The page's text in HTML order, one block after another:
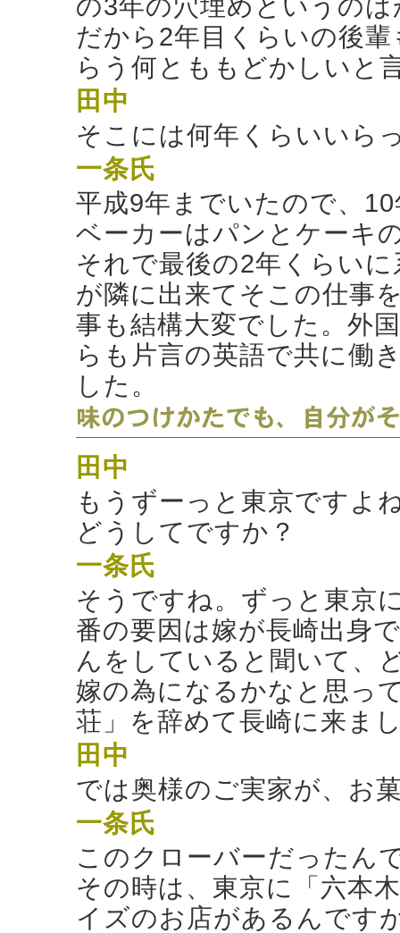
の3年の穴埋めというの
だから2年目くらいの後
らう何とももどかしい
田中
そこには何年くらいいら
一条氏
平成9年までいたので、
ベーカーはパンとケーキ
それで最後の2年くらい
が隣に出来てそこの仕事
事も結構大変でした。外
らも片言の英語で共に働
した。
田中
もうずーっと東京ですよ
どうしてですか？
一条氏
そうですね。ずっと東京
番の要因は嫁が長崎出身
んをしていると聞いて、
嫁の為になるかなと思っ
荘」を辞めて長崎に来ま
田中
では奥様のご実家が、お
一条氏
このクローバーだったん
その時は、東京に「六本
イズのお店があるんです